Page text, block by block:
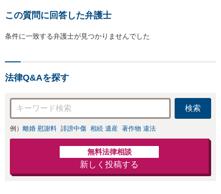
この質問に回答した弁護士
条件に一致する弁護士が見つかりませんでした
法律Q&Aを探す
検索
例） 離婚 慰謝料 誹謗中傷 相続 遺産 著作物 違法
無料法律相談
新しく投稿する